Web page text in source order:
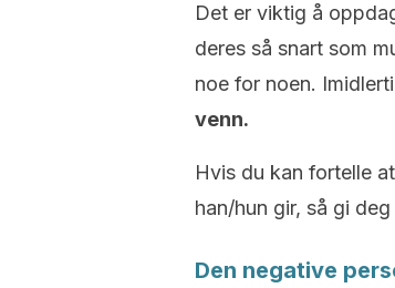
Det er viktig å
deres så snart som
noe for noen.
venn.
Hvis du kan fortelle
han/hun gir, så gi
Den negative